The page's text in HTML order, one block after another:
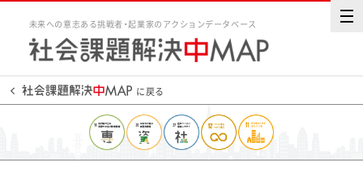
未来への意志ある挑戦者・起業家のアクションデータベース
に戻る